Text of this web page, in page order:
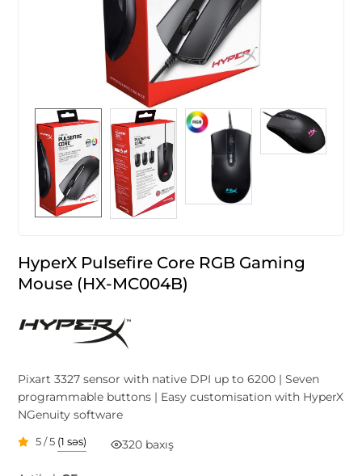
HyperX Pulsefire Core RGB Gaming
Mouse (HX-MC004B)
Pixart 3327 sensor with native DPI up to 6200 | Seven
programmable buttons | Easy customisation with HyperX
NGenuity software
5 / 5 (1 səs) 320 baxış